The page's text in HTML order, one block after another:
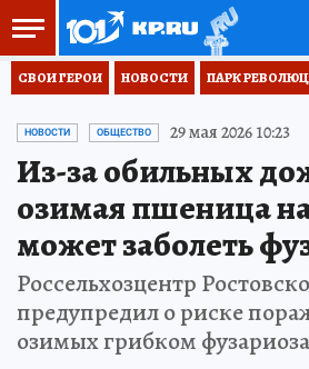
СВОИ ГЕРОИ НОВОСТИ ПАРК
НОВОСТИ ОБЩЕСТВО 29 мая 2026 10:23
Из-за обильных
озимая пшеница
может заболеть
Россельхозцентр
предупредил о риске
озимых грибком фузариоза